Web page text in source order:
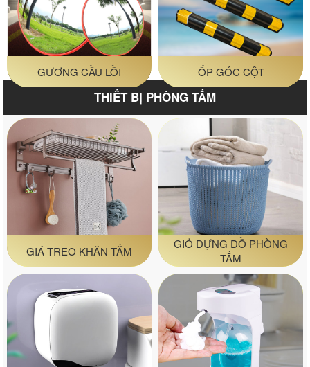
GƯƠNG CẦU LỒI ỐP GÓC CỘT
THIẾT BỊ PHÒNG TẮM
GIÁ TREO KHĂN TẮM
GIỎ ĐỰNG ĐỒ PHÒNG
TẮM